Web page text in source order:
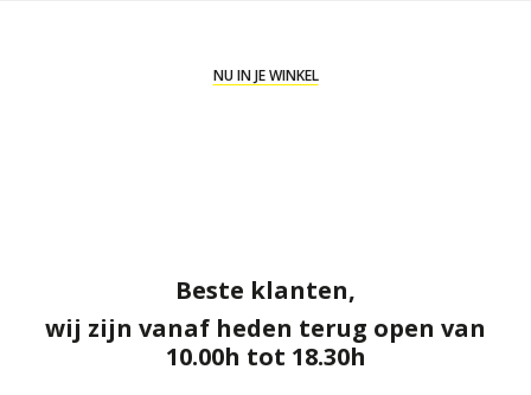
NU IN JE WINKEL
Beste klanten,
wij zijn vanaf heden terug open van
10.00h tot 18.30h